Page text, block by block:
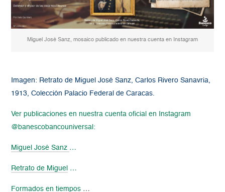
Miguel José Sanz, mosaico publicado en nuestra cuenta en Instagram
Imagen: Retrato de Miguel José Sanz, Carlos Rivero Sanavria,
1913, Colección Palacio Federal de Caracas.
Ver publicaciones en nuestra cuenta oficial en Instagram
@banescobancouniversal:
Miguel José Sanz …
Retrato de Miguel …
Formados en tiempos …